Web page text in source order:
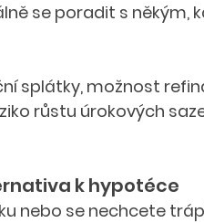
se poradit s někým,
splátky, možnost
růstu úrokových
k hypotéce
nebo se nechcete